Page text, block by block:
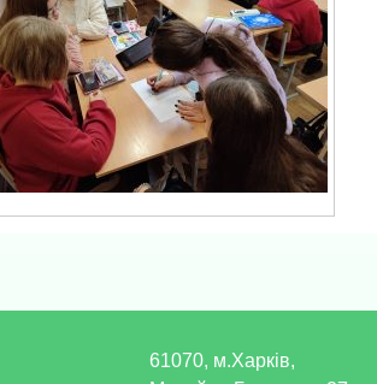
61070, м.Харків,